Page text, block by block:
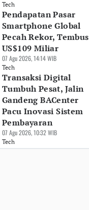
Tech
Pendapatan Pasar
Smartphone Global
Pecah Rekor, Tembus
US$109 Miliar
07 Agu 2026, 14:14 WIB
Tech
Transaksi Digital
Tumbuh Pesat, Jalin
Gandeng BACenter
Pacu Inovasi Sistem
Pembayaran
07 Agu 2026, 10:32 WIB
Tech